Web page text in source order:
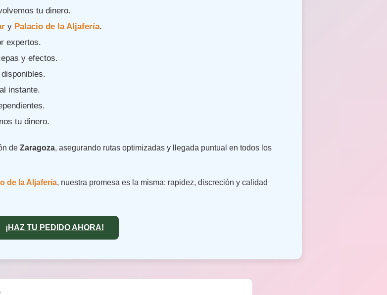
tu dinero.
y Palacio de la Aljafería.
expertos.
y efectos.
instante.
tu dinero.
de Zaragoza, asegurando rutas optimizadas y llegada puntual en todos los
de la Aljafería, nuestra promesa es la misma: rapidez, discreción y calidad
¡HAZ TU PEDIDO AHORA!